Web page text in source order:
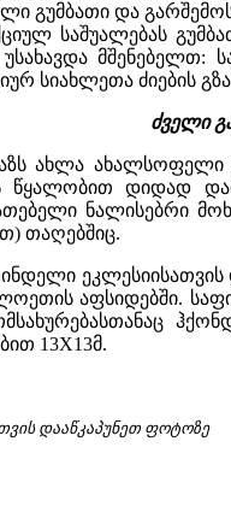
გუმბათი და
საშუალებას
უსახავდა
სიახლეთა ძიების
ძველი
ახლა ახალსოფელი
წყალობით დიდად
ნალისებრი
თაღებშიც.
ეკლესიისათვის
აფსიდებში.
13X13მ.
დააწკაპუნეთ ფოტოზე